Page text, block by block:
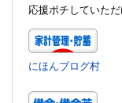
応援ポチしていた
にほんブログ村